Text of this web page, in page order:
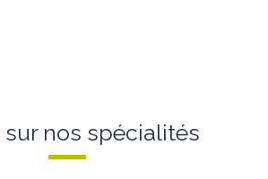
sur nos spécialités